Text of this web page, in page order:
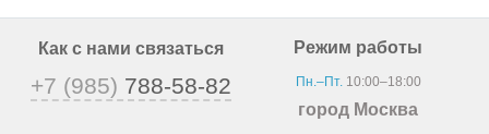
Как с нами связаться
+7 (985) 788-58-82
Режим работы
Пн.–Пт.10:00–18:00
город Москва